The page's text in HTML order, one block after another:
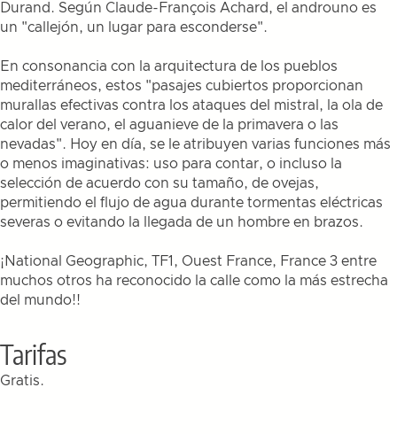
Durand. Según Claude-François Achard, el androuno es
un "callejón, un lugar para esconderse".
En consonancia con la arquitectura de los pueblos
mediterráneos, estos "pasajes cubiertos proporcionan
murallas efectivas contra los ataques del mistral, la ola de
calor del verano, el aguanieve de la primavera o las
nevadas". Hoy en día, se le atribuyen varias funciones más
o menos imaginativas: uso para contar, o incluso la
selección de acuerdo con su tamaño, de ovejas,
permitiendo el flujo de agua durante tormentas eléctricas
severas o evitando la llegada de un hombre en brazos.
¡National Geographic, TF1, Ouest France, France 3 entre
muchos otros ha reconocido la calle como la más estrecha
del mundo!!
Tarifas
Gratis.